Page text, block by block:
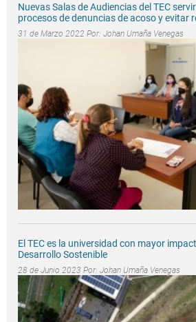
Nuevas Salas de Audiencias del TEC
procesos de denuncias de acoso y evitar
31 de Marzo 2022 Por: Johan Umaña Venegas
El TEC es la universidad con mayor
Desarrollo Sostenible
28 de Junio 2023 Por: Johan Umaña Venegas